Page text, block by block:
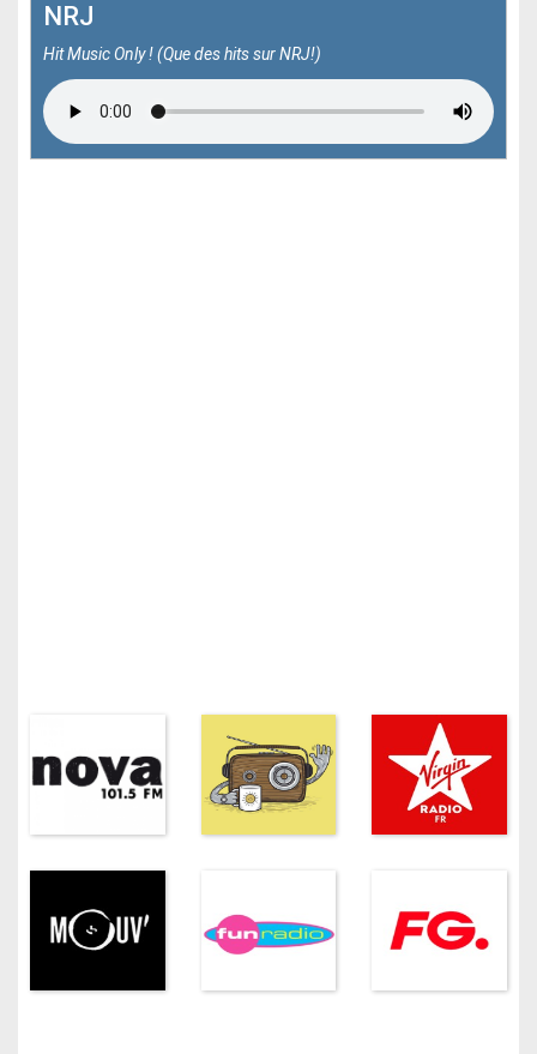
NRJ
Hit Music Only ! (Que des hits sur NRJ!)